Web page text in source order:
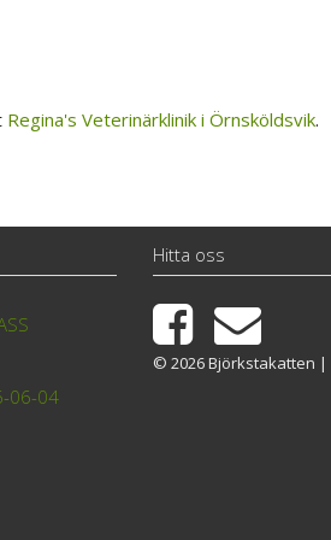
Regina's Veterinärklinik i Örnsköldsvik.
06-04
Hitta oss
© 2026 Björkstakatten |